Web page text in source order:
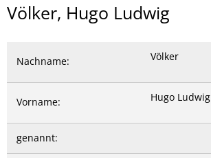
Völker,
Ludwig
Völker, Hugo Ludwig
Nachname: Völker
Vorname: Hugo Ludwig
genannt: